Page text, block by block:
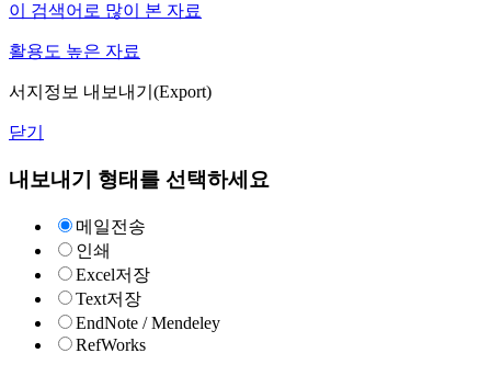
이 검색어로 많이 본 자료
활용도 높은 자료
서지정보 내보내기(Export)
닫기
내보내기 형태를 선택하세요
메일전송
인쇄
Excel저장
Text저장
EndNote / Mendeley
RefWorks